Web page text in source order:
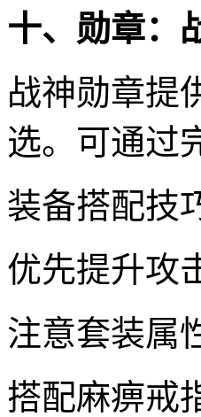
十、勋章：
战神勋章提
选。可通过
装备搭配技
优先提升攻
注意套装属
搭配麻痹戒